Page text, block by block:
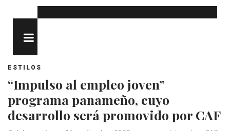
ESTILOS
“Impulso al empleo joven”
programa panameño, cuyo
desarrollo será promovido por CAF